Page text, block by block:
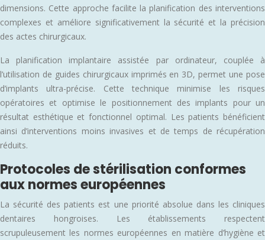
dimensions. Cette approche facilite la planification des interventions
complexes et améliore significativement la sécurité et la précision
des actes chirurgicaux.
La planification implantaire assistée par ordinateur, couplée à
l’utilisation de guides chirurgicaux imprimés en 3D, permet une pose
d’implants ultra-précise. Cette technique minimise les risques
opératoires et optimise le positionnement des implants pour un
résultat esthétique et fonctionnel optimal. Les patients bénéficient
ainsi d’interventions moins invasives et de temps de récupération
réduits.
Protocoles de stérilisation conformes
aux normes européennes
La sécurité des patients est une priorité absolue dans les cliniques
dentaires hongroises. Les établissements respectent
scrupuleusement les normes européennes en matière d’hygiène et